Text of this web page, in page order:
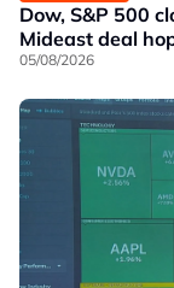
Dow, S&P 500
Mideast deal
05/08/2026